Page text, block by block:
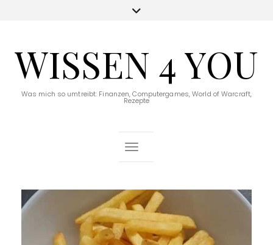
WISSEN 4 YOU
Was mich so umtreibt: Finanzen, Computergames, World of Warcraft,
Rezepte
Toggle Navigation